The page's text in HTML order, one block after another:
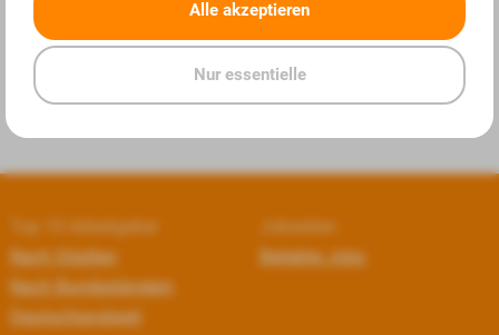
Top 10 Arbeitgeber
Nach Städten
Nach Bundesländern
Deutschlandweit
Jobseiten
Beliebte Jobs
Alle akzeptieren
Nur essentielle